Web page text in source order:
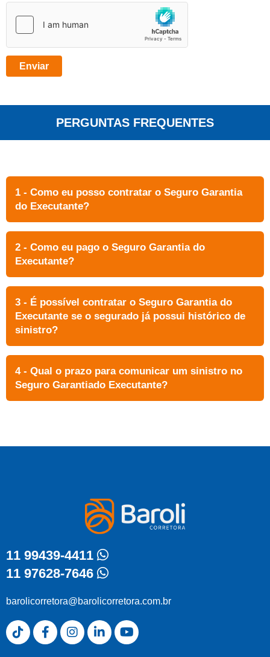
PERGUNTAS FREQUENTES
1 - Como eu posso contratar o Seguro Garantia
do Executante?
2 - Como eu pago o Seguro Garantia do
Executante?
3 - É possível contratar o Seguro Garantia do
Executante se o segurado já possui histórico de
sinistro?
4 - Qual o prazo para comunicar um sinistro no
Seguro Garantiado Executante?
11 99439-4411
11 97628-7646
barolicorretora@barolicorretora.com.br